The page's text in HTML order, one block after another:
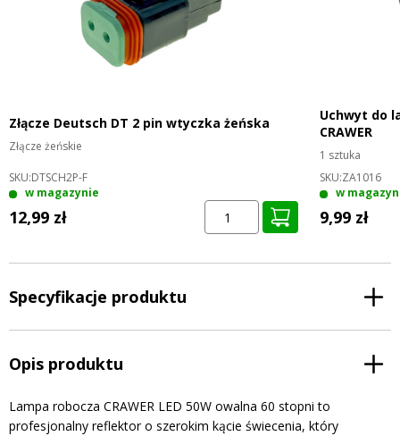
Złącze Deutsch DT 2 pin wtyczka żeńska
Złącze żeńskie
SKU:DTSCH2P-F
w magazynie
12,99 zł
Uchwyt do
CRAWER
1 sztuka
SKU:ZA1016
w
9,99 zł
Specyfikacje produktu
Opis produktu
Lampa robocza CRAWER LED 50W owalna 60 stopni to
profesjonalny reflektor o szerokim kącie świecenia, który